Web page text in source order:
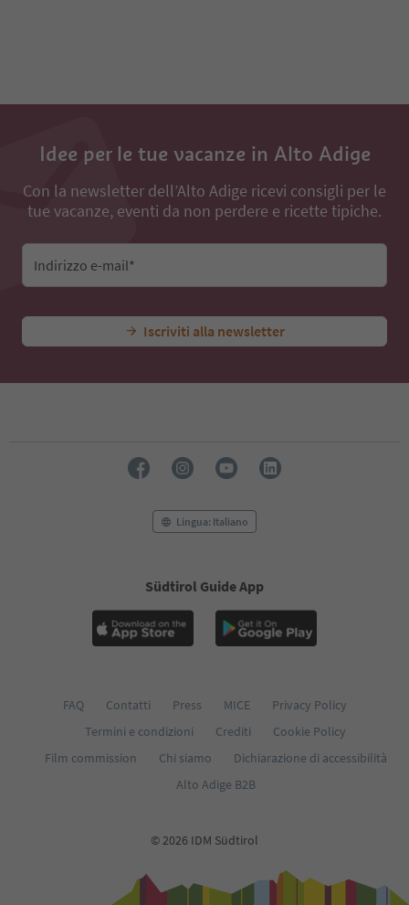
Idee per le tue vacanze in Alto Adige
Con la newsletter dell’Alto Adige ricevi consigli per le
tue vacanze, eventi da non perdere e ricette tipiche.
Indirizzo e-mail*
Iscriviti alla newsletter
Lingua: Italiano
Südtirol Guide App
FAQ Contatti Press MICE
Privacy Policy
Termini e condizioni
Crediti
Cookie Policy
Film commission
Chi siamo
Dichiarazione di accessibilità
Alto Adige B2B
© 2026 IDM Südtirol